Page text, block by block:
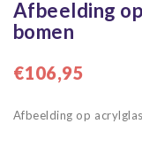
Afbeelding
bomen
€106,95
Afbeelding op